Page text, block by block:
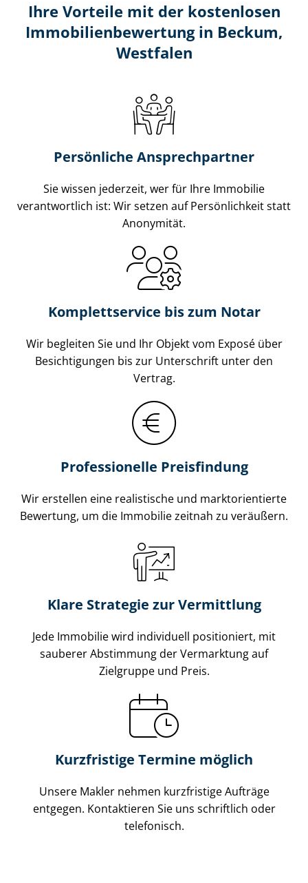
Ihre Vorteile mit der kostenlosen
Im­mo­bi­li­en­be­wer­tung in Beckum,
Westfalen
Persönliche Ansprechpartner
Sie wissen jederzeit, wer für Ihre Immobilie
verantwortlich ist: Wir setzen auf Persönlichkeit statt
Anonymität.
Komplettservice bis zum Notar
Wir begleiten Sie und Ihr Objekt vom Exposé über
Besichtigungen bis zur Unterschrift unter den
Vertrag.
Professionelle Preisfindung
Wir erstellen eine realistische und markt­ori­en­tier­te
Bewertung, um die Immobilie zeitnah zu veräußern.
Klare Strategie zur Vermittlung
Jede Immobilie wird individuell positioniert, mit
sauberer Abstimmung der Vermarktung auf
Zielgruppe und Preis.
Kurzfristige Termine möglich
Unsere Makler nehmen kurzfristige Aufträge
entgegen. Kontaktieren Sie uns schriftlich oder
telefonisch.